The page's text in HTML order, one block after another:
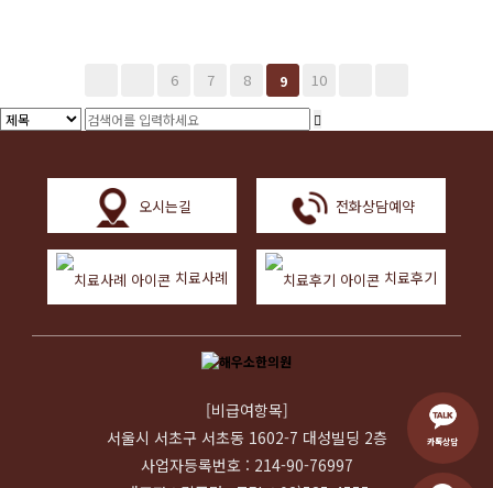
6 7 8 9 10
카톡상담
오시는길 전화상담예약
치료사례 치료후기
[비급여항목]
서울시 서초구 서초동 1602-7 대성빌딩 2층
사업자등록번호 : 214-90-76997